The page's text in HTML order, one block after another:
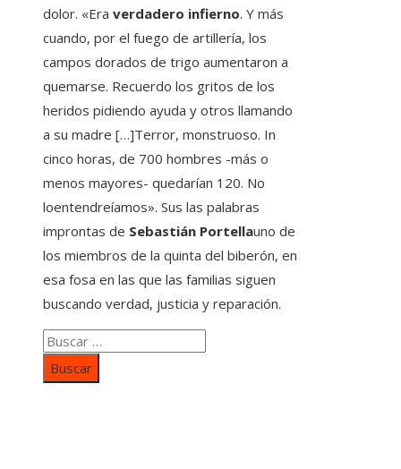
dolor. «Era verdadero infierno. Y más
cuando, por el fuego de artillería, los
campos dorados de trigo aumentaron a
quemarse. Recuerdo los gritos de los
heridos pidiendo ayuda y otros llamando
a su madre […]Terror, monstruoso. In
cinco horas, de 700 hombres -más o
menos mayores- quedarían 120. No
loentendreíamos». Sus las palabras
improntas de Sebastián Portellauno de
los miembros de la quinta del biberón, en
esa fosa en las que las familias siguen
buscando verdad, justicia y reparación.
Buscar: